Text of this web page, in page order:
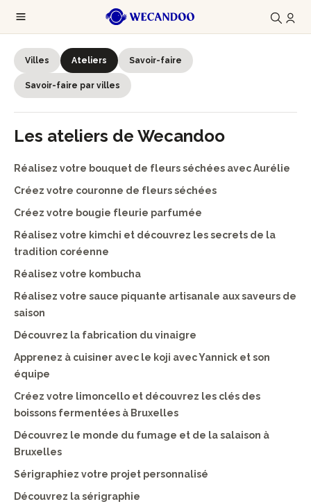
Villes Ateliers Savoir-faire
Savoir-faire par villes
Les ateliers de Wecandoo
Réalisez votre bouquet de fleurs séchées avec Aurélie
Créez votre couronne de fleurs séchées
Créez votre bougie fleurie parfumée
Réalisez votre kimchi et découvrez les secrets de la
tradition coréenne
Réalisez votre kombucha
Réalisez votre sauce piquante artisanale aux saveurs de
saison
Découvrez la fabrication du vinaigre
Apprenez à cuisiner avec le koji avec Yannick et son
équipe
Créez votre limoncello et découvrez les clés des
boissons fermentées à Bruxelles
Découvrez le monde du fumage et de la salaison à
Bruxelles
Sérigraphiez votre projet personnalisé
Découvrez la sérigraphie